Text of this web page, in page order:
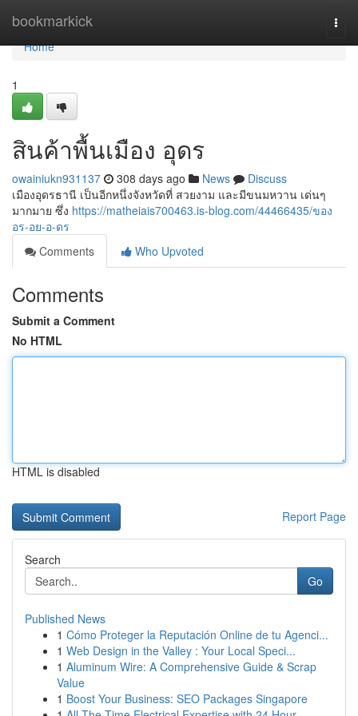
bookmarkick
Home
Home
1
สินค้าพื้นเมือง อุดร
owainiukn931137 308 days ago News
Discuss
เมืองอุดรธานี เป็นอีกหนึ่งจังหวัดที่ สวยงาม และมีขนมหวาน เด่นๆ
มากมาย ซึ่ง https://matheiais700463.is-blog.com/44466435/ของ
อร-อย-อ-ดร
Comments
Who Upvoted
Comments
Submit a Comment
No HTML
HTML is disabled
Report Page
Search
Go
Published News
1 Cómo Proteger la Reputación Online de tu Agenci...
1 Web Design in the Valley : Your Local Speci...
1 Aluminum Wire: A Comprehensive Guide & Scrap
Value
1 Boost Your Business: SEO Packages Singapore